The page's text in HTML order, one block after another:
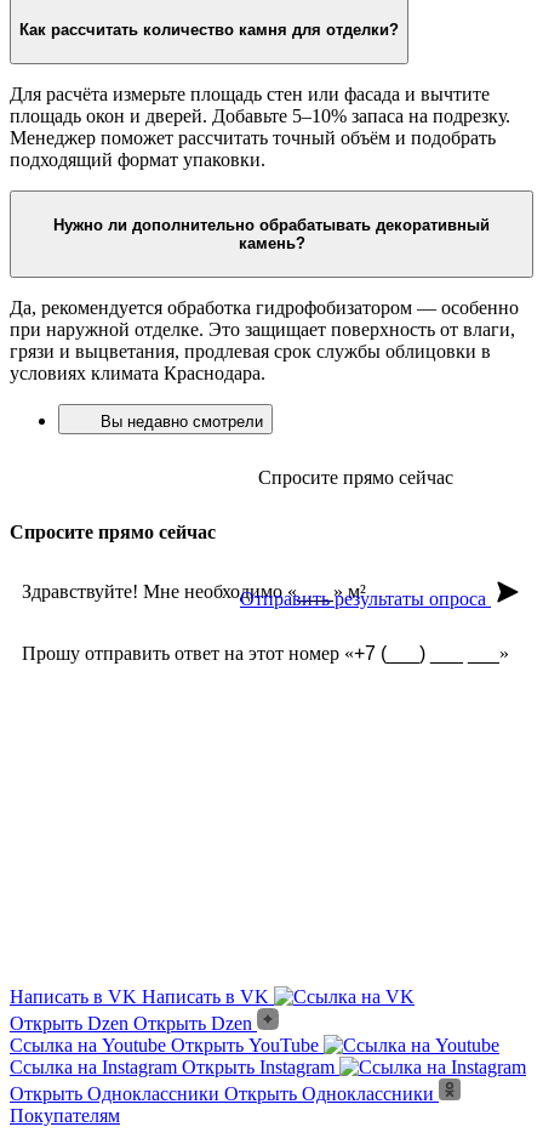
Как рассчитать количество камня для отделки?
Для расчёта измерьте площадь стен или фасада и вычтите
площадь окон и дверей. Добавьте 5–10% запаса на подрезку.
Менеджер поможет рассчитать точный объём и подобрать
подходящий формат упаковки.
Нужно ли дополнительно обрабатывать декоративный
камень?
Да, рекомендуется обработка гидрофобизатором — особенно
при наружной отделке. Это защищает поверхность от влаги,
грязи и выцветания, продлевая срок службы облицовки в
условиях климата Краснодара.
Вы недавно смотрели
Спросите прямо сейчас
Спросите прямо сейчас
Здравствуйте! Мне необходимо « » м²
Прошу отправить ответ на этот номер « »
Отправить результаты опроса
Написать в VK Написать в VK
Открыть Dzen Открыть Dzen
Ссылка на Youtube Открыть YouTube
Ссылка на Instagram Открыть Instagram
Открыть Одноклассники Открыть Одноклассники
Покупателям